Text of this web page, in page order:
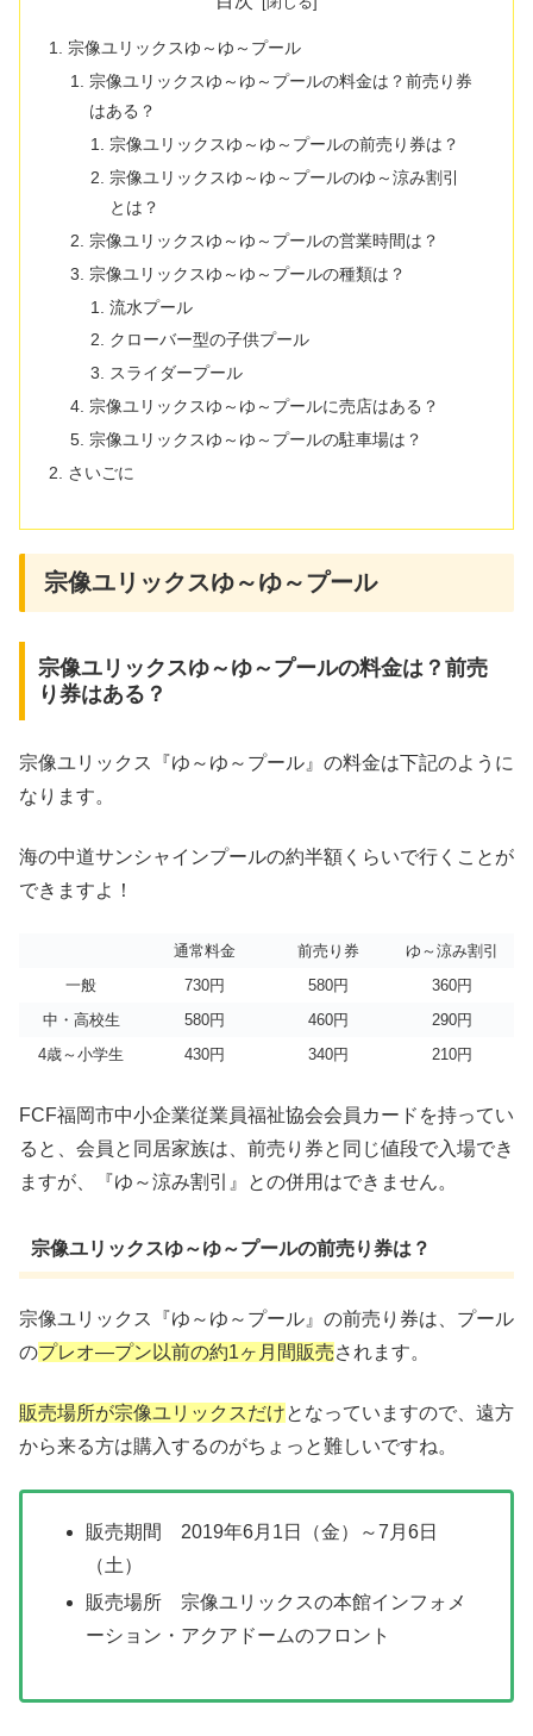
宗像ユリックスゆ～ゆ～プール
宗像ユリックスゆ～ゆ～プールの料金は？前売り券
はある？
宗像ユリックスゆ～ゆ～プールの前売り券は？
宗像ユリックスゆ～ゆ～プールのゆ～涼み割引
とは？
宗像ユリックスゆ～ゆ～プールの営業時間は？
宗像ユリックスゆ～ゆ～プールの種類は？
流水プール
クローバー型の子供プール
スライダープール
宗像ユリックスゆ～ゆ～プールに売店はある？
宗像ユリックスゆ～ゆ～プールの駐車場は？
さいごに
宗像ユリックスゆ～ゆ～プール
宗像ユリックスゆ～ゆ～プールの料金は？前売
り券はある？
宗像ユリックス『ゆ～ゆ～プール』の料金は下記のように
なります。
海の中道サンシャインプールの約半額くらいで行くことが
できますよ！
通常料金 前売り券
ゆ～涼み割引
一般
730円 580円
360円
中・高校生
580円 460円
290円
4歳～小学生
430円 340円 210円
FCF福岡市中小企業従業員福祉協会会員カードを持ってい
ると、会員と同居家族は、前売り券と同じ値段で入場でき
ますが、『ゆ～涼み割引』との併用はできません。
宗像ユリックスゆ～ゆ～プールの前売り券は？
宗像ユリックス『ゆ～ゆ～プール』の前売り券は、プール
のプレオ―プン以前の約1ヶ月間販売されます。
販売場所が宗像ユリックスだけとなっていますので、遠方
から来る方は購入するのがちょっと難しいですね。
販売期間 2019年6月1日（金）～7月6日
（土）
販売場所 宗像ユリックスの本館インフォメ
ーション・アクアドームのフロント